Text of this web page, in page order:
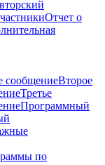
Отчет о
сообщениеВторое
Третье
Программный
по